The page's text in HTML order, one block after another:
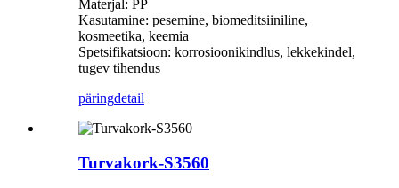
Materjal: PP
Kasutamine: pesemine, biomeditsiiniline,
kosmeetika, keemia
Spetsifikatsioon: korrosioonikindlus, lekkekindel,
tugev tihendus
päringdetail
Turvakork-S3560